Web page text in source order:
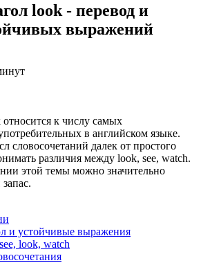
look - перевод и
выражений
к числу самых
в английском языке.
словосочетаний далек от простого
различия между look, see, watch.
этой темы можно значительно
и устойчивые выражения
look, watch